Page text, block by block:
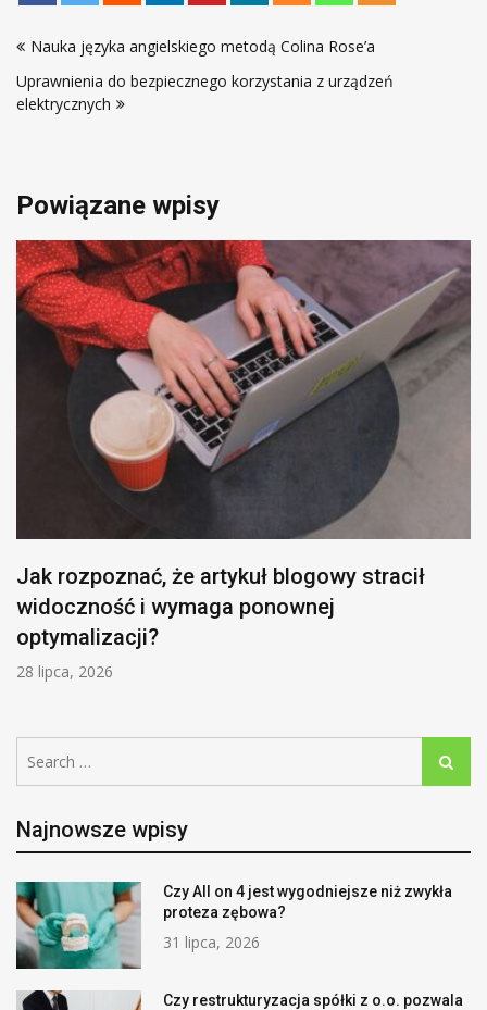
wpisu
Nauka języka angielskiego metodą Colina Rose’a
Uprawnienia do bezpiecznego korzystania z urządzeń
elektrycznych
Powiązane wpisy
Jak rozpoznać, że artykuł blogowy stracił
widoczność i wymaga ponownej
optymalizacji?
28 lipca, 2026
for:
Search
Najnowsze wpisy
Czy All on 4 jest wygodniejsze niż zwykła
proteza zębowa?
31 lipca, 2026
Czy restrukturyzacja spółki z o.o. pozwala